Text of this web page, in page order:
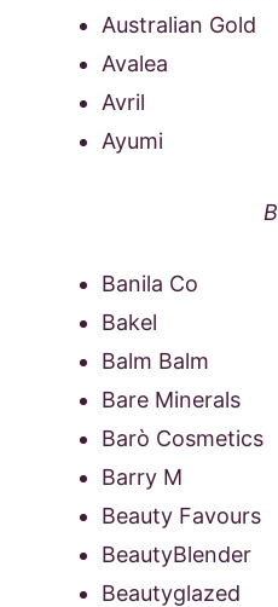
Australian Gold
Avalea
Avril
Ayumi
B
Banila Co
Bakel
Balm Balm
Bare Minerals
Barò Cosmetics
Barry M
Beauty Favours
BeautyBlender
Beautyglazed